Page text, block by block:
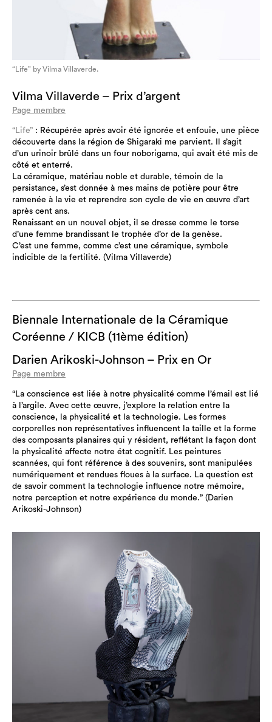
“Life” by Vilma Villaverde.
Vilma Villaverde – Prix d’argent
Page membre
“Life” : Récupérée après avoir été ignorée et enfouie, une pièce
découverte dans la région de Shigaraki me parvient. Il s’agit
d’un urinoir brûlé dans un four noborigama, qui avait été mis de
côté et enterré.
La céramique, matériau noble et durable, témoin de la
persistance, s’est donnée à mes mains de potière pour être
ramenée à la vie et reprendre son cycle de vie en œuvre d’art
après cent ans.
Renaissant en un nouvel objet, il se dresse comme le torse
d’une femme brandissant le trophée d’or de la genèse.
C’est une femme, comme c’est une céramique, symbole
indicible de la fertilité. (Vilma Villaverde)
Biennale Internationale de la Céramique
Coréenne / KICB (11ème édition)
Darien Arikoski-Johnson – Prix en Or
Page membre
“La conscience est liée à notre physicalité comme l’émail est lié
à l’argile. Avec cette œuvre, j’explore la relation entre la
conscience, la physicalité et la technologie. Les formes
corporelles non représentatives influencent la taille et la forme
des composants planaires qui y résident, reflétant la façon dont
la physicalité affecte notre état cognitif. Les peintures
scannées, qui font référence à des souvenirs, sont manipulées
numériquement et rendues floues à la surface. La question est
de savoir comment la technologie influence notre mémoire,
notre perception et notre expérience du monde.” (Darien
Arikoski-Johnson)